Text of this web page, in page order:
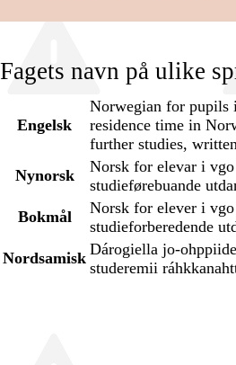
Fagets navn på ulike
Engelsk
Norwegian for pupils
residence time in
further studies,
Nynorsk
Norsk for elevar i
studieførebuande
Bokmål
Norsk for elever i
studieforberedende
Nordsamisk Dárogiella jo-
studeremii